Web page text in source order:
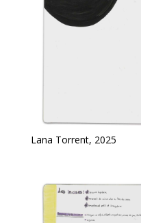
Lana Torrent, 2025